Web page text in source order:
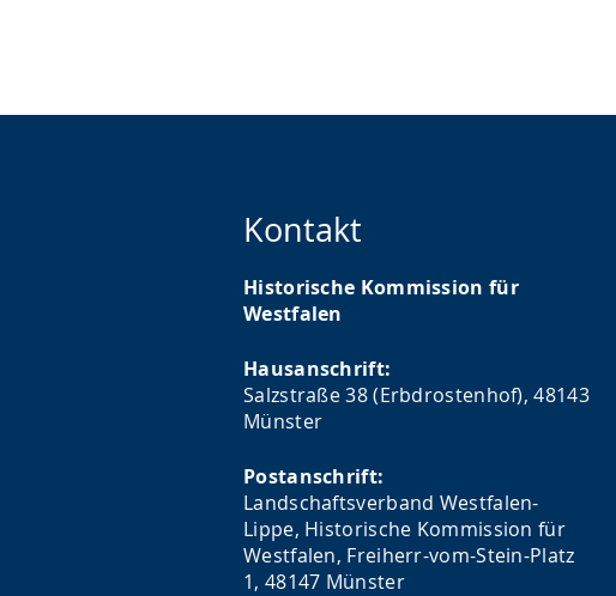
Kontakt
Historische Kommission für
Westfalen
Hausanschrift:
Salzstraße 38 (Erbdrostenhof), 48143
Münster
Postanschrift:
Landschaftsverband Westfalen-
Lippe, Historische Kommission für
Westfalen, Freiherr-vom-Stein-Platz
1, 48147 Münster